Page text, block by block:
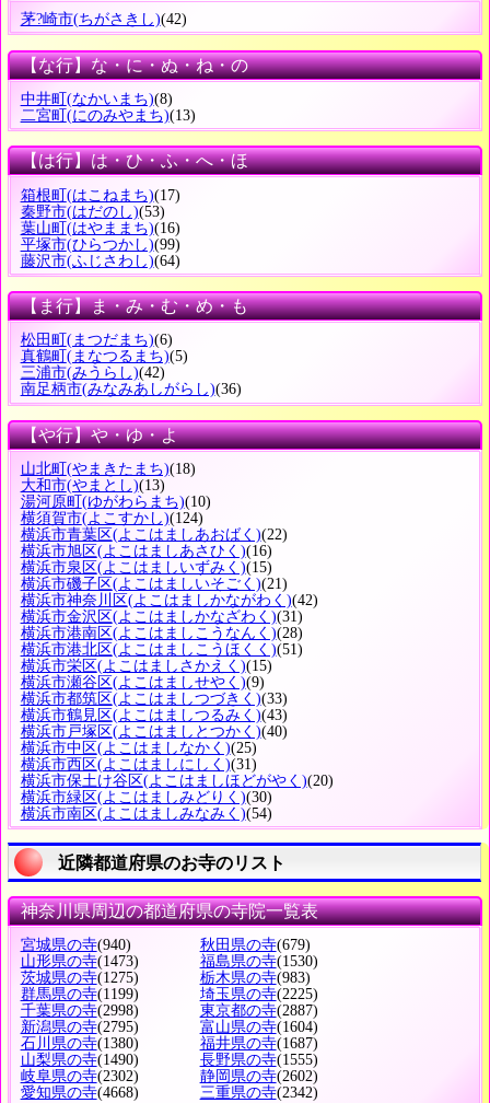
茅?崎市(ちがさきし)(42)
【な行】な・に・ぬ・ね・の
中井町 (なかいまち)(8)
二宮町 (にのみやまち)(13)
【は行】は・ひ・ふ・へ・ほ
箱根町(はこねまち)(17)
秦野市(はだのし)(53)
葉山町(はやままち)(16)
平塚市(ひらつかし)(99)
藤沢市(ふじさわし)(64)
【ま行】ま・み・む・め・も
松田町 (まつだまち)(6)
真鶴町 (まなつるまち)(5)
三浦市(みうらし)(42)
南足柄市(みなみあしがらし)(36)
【や行】や・ゆ・よ
山北町 (やまきたまち)(18)
大和市(やまとし)(13)
湯河原町 (ゆがわらまち)(10)
横須賀市(よこすかし)(124)
横浜市青葉区(よこはましあおばく)(22)
横浜市旭区(よこはましあさひく)(16)
横浜市泉区(よこはましいずみく)(15)
横浜市磯子区(よこはましいそごく)(21)
横浜市神奈川区(よこはましかながわく)(42)
横浜市金沢区(よこはましかなざわく)(31)
横浜市港南区(よこはましこうなんく)(28)
横浜市港北区(よこはましこうほくく)(51)
横浜市栄区(よこはましさかえく)(15)
横浜市瀬谷区(よこはましせやく)(9)
横浜市都筑区(よこはましつづきく)(33)
横浜市鶴見区(よこはましつるみく)(43)
横浜市戸塚区(よこはましとつかく)(40)
横浜市中区(よこはましなかく)(25)
横浜市西区(よこはましにしく)(31)
横浜市保土け谷区(よこはましほどがやく)(20)
横浜市緑区(よこはましみどりく)(30)
横浜市南区(よこはましみなみく)(54)
近隣都道府県のお寺のリスト
神奈川県周辺の都道府県の寺院一覧表
宮城県の寺(940) 秋田県の寺(679)
山形県の寺(1473) 福島県の寺(1530)
茨城県の寺(1275) 栃木県の寺(983)
群馬県の寺(1199) 埼玉県の寺(2225)
千葉県の寺(2998) 東京都の寺(2887)
新潟県の寺(2795) 富山県の寺(1604)
石川県の寺(1380) 福井県の寺(1687)
山梨県の寺(1490) 長野県の寺(1555)
岐阜県の寺(2302) 静岡県の寺(2602)
愛知県の寺(4668) 三重県の寺(2342)